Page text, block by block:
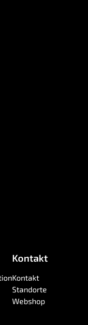
Kontakt
Kontakt
Standorte
Webshop